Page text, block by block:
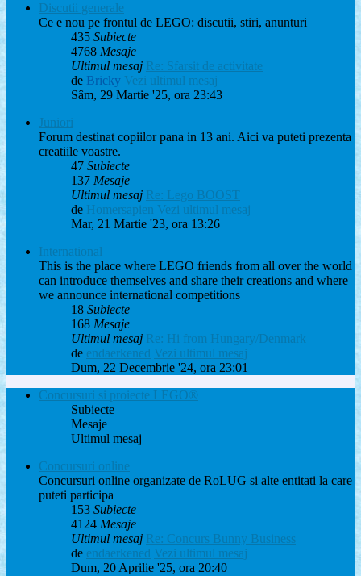
Discutii generale
Ce e nou pe frontul de LEGO: discutii, stiri, anunturi
435 Subiecte
4768 Mesaje
Ultimul mesaj Re: Sfarsit de activitate
de Bricky Vezi ultimul mesaj
Sâm, 29 Martie '25, ora 23:43
Juniori
Forum destinat copiilor pana in 13 ani. Aici va puteti prezenta
creatiile voastre.
47 Subiecte
137 Mesaje
Ultimul mesaj Re: Lego BOOST
de Homersapien Vezi ultimul mesaj
Mar, 21 Martie '23, ora 13:26
International
This is the place where LEGO friends from all over the world
can introduce themselves and share their creations and where
we announce international competitions
18 Subiecte
168 Mesaje
Ultimul mesaj Re: Hi from Hungary/Denmark
de endaerkened Vezi ultimul mesaj
Dum, 22 Decembrie '24, ora 23:01
Concursuri si proiecte LEGO®
Subiecte
Mesaje
Ultimul mesaj
Concursuri online
Concursuri online organizate de RoLUG si alte entitati la care
puteti participa
153 Subiecte
4124 Mesaje
Ultimul mesaj Re: Concurs Bunny Business
de endaerkened Vezi ultimul mesaj
Dum, 20 Aprilie '25, ora 20:40